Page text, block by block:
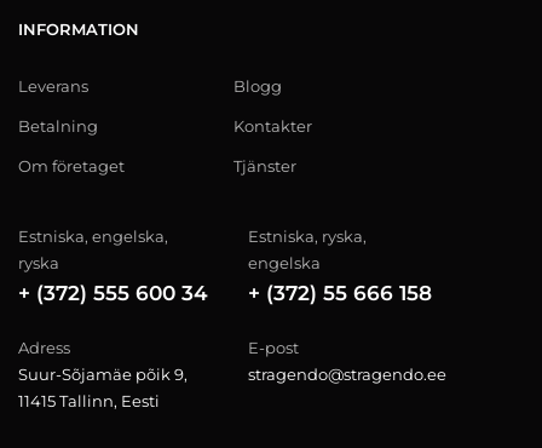
INFORMATION
Leverans
Betalning
Om företaget
Blogg
Kontakter
Tjänster
Estniska, engelska,
ryska
+ (372) 555 600 34
Estniska, ryska,
engelska
+ (372) 55 666 158
Adress
Suur-Sõjamäe põik 9,
11415 Tallinn, Eesti
E-post
stragendo@stragendo.ee